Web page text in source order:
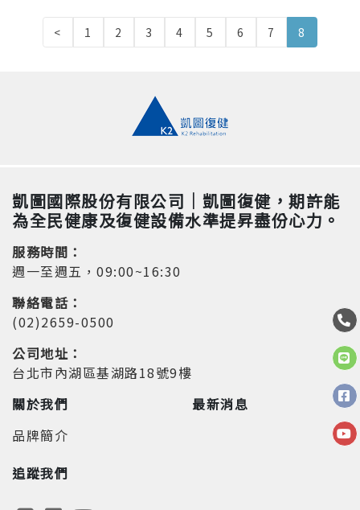
< 1 2 3 4 5 6 7 8
凱圖國際股份有限公司｜凱圖復健，期許能
為全民健康及復健設備水準提昇盡份心力。
服務時間：
週一至週五，09:00~16:30
聯絡電話：
(02)2659-0500
公司地址：
台北市內湖區基湖路18號9樓
關於我們
品牌簡介
最新消息
追蹤我們